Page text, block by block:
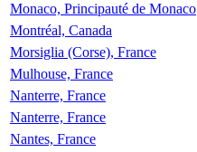
Monaco, Principauté de Monaco
Montréal, Canada
Morsiglia (Corse), France
Mulhouse, France
Nanterre, France
Nanterre, France
Nantes, France